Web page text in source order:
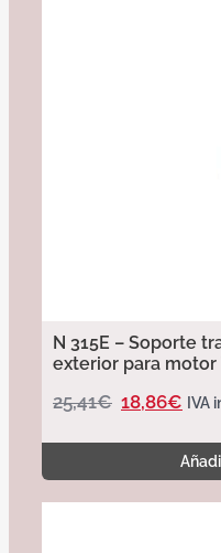
N 315E – Soporte
exterior para motor
25,41€ 18,86€ IVA